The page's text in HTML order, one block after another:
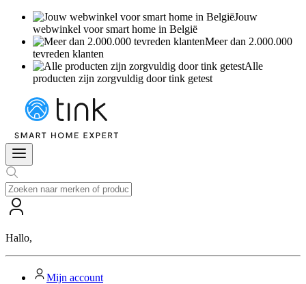
Jouw
webwinkel voor smart home in België
Meer dan 2.000.000
tevreden klanten
Alle
producten zijn zorgvuldig door tink getest
Hallo,
Mijn account